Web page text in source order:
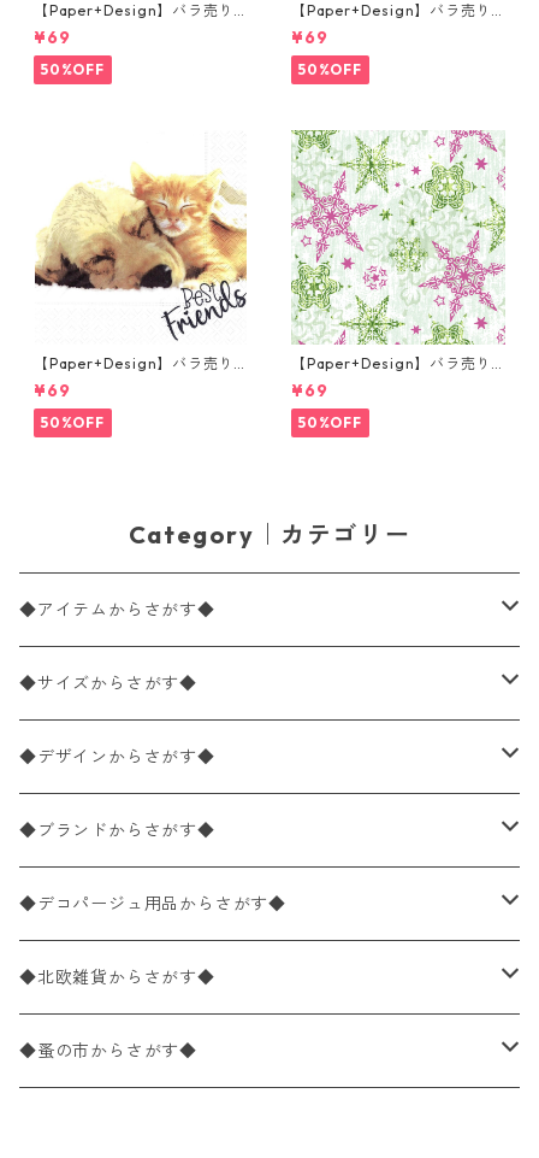
【Paper+Design】バラ売り2
枚 ランチサイズ ペーパーナプ
キン LITTLE GEISHA ピンク
¥69
50%OFF
【Paper+Design】バラ売り2
枚 ランチサイズ ペーパーナプ
キン Easter Cup ライトブル
ー
¥69
50%OFF
【Paper+Design】バラ売り2
枚 ランチサイズ ペーパーナプ
キン Dog & Cat ホワイト
¥69
50%OFF
【Paper+Design】バラ売り2
枚 ランチサイズ ペーパーナプ
キン DELICATE STARS グリー
ン
¥69
50%OFF
Category｜カテゴリー
◆アイテムからさがす◆
ペーパーナプキン2枚バラ売り
ペーパーナプキン1枚バラ売り
ペーパーナプキン20枚入りパック
ペーパーナプキン10枚入りパック
ライスペーパー
ペーパーリネンナプキン
◆サイズからさがす◆
33×33cm（ランチサイズ）
バラ売り
パック売り
25×25cm（カクテルサイズ）
バラ売り
パック売り
40×40cm（ディナーサイズ）
バラ売り
パック売り
21×21cm（ポケットサイズ）
バラ売り
33cm（ラウンド）
◆デザインからさがす◆
花柄
植物・グリーン柄
動物・鳥・昆虫・蝶柄
海・魚柄
◆ブランドからさがす◆
ドイツ製 IHR/イア
ランチサイズ
カクテルサイズ
ドイツ製 Ambiente/アンビエンテ
ランチサイズ
ドイツ製 Paperproducts Design
◆デコパージュ用品からさがす◆
デコパージュ液
デコパージュ下地
◆北欧雑貨からさがす◆
シリコンモールド
◆蚤の市からさがす◆